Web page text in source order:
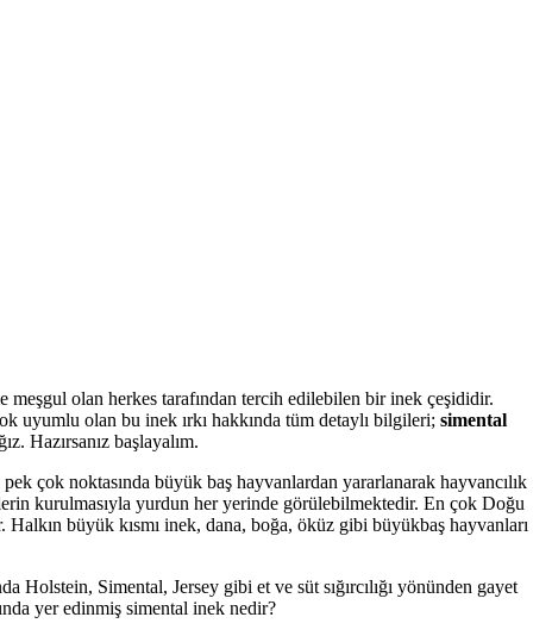
olan herkes tarafından tercih edilebilen bir inek çeşididir.
uyumlu olan bu inek ırkı hakkında tüm detaylı bilgileri; simental
Hazırsanız başlayalım.
çok noktasında büyük baş hayvanlardan yararlanarak hayvancılık
kurulmasıyla yurdun her yerinde görülebilmektedir. En çok Doğu
Halkın büyük kısmı inek, dana, boğa, öküz gibi büyükbaş hayvanları
Simental, Jersey gibi et ve süt sığırcılığı yönünden gayet
yer edinmiş simental inek nedir?